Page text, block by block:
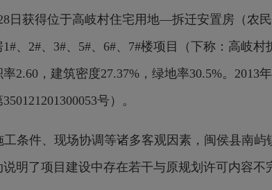
获得位于高岐村住宅用地—拆迁安置房（农民
、2#、3#、5#、6#、7#楼项目（下称：高岐
2.60，建筑密度27.37%，绿地率30.5%。2013
号）。
件、现场协调等诸多客观因素，闽侯县南屿
明了项目建设中存在若干与原规划许可内容不